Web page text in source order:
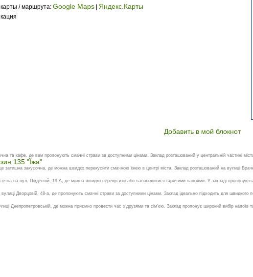
/ маршрута: Google Maps | Яндекс.Карты
Добавить в мой блокнот
та кафе, де вам пропонують смачні страви за доступними цінами. Заклад розташований у центральній частині
135 "Їжа"
закусочна, де можна швидко перекусити смачною їжею в центрі міста. Заклад розташований на вулиці
на вул. Південній, 19-А, де можна швидко перекусити або насолодитися гарячими напоями. У закладі
Дворцовій, 48-а, де пропонують смачні страви за доступними цінами. Заклад ідеально підходить для швидкого
Днепропетровській, де можна приємно провести час з друзями та сім'єю. Заклад пропонує широкий вибір напоїв